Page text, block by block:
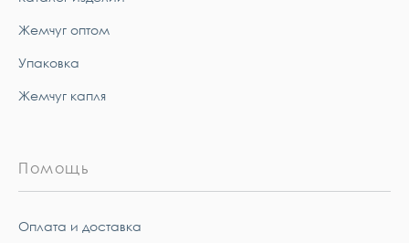
Жемчуг оптом
Упаковка
Жемчуг капля
Помощь
Оплата и доставка